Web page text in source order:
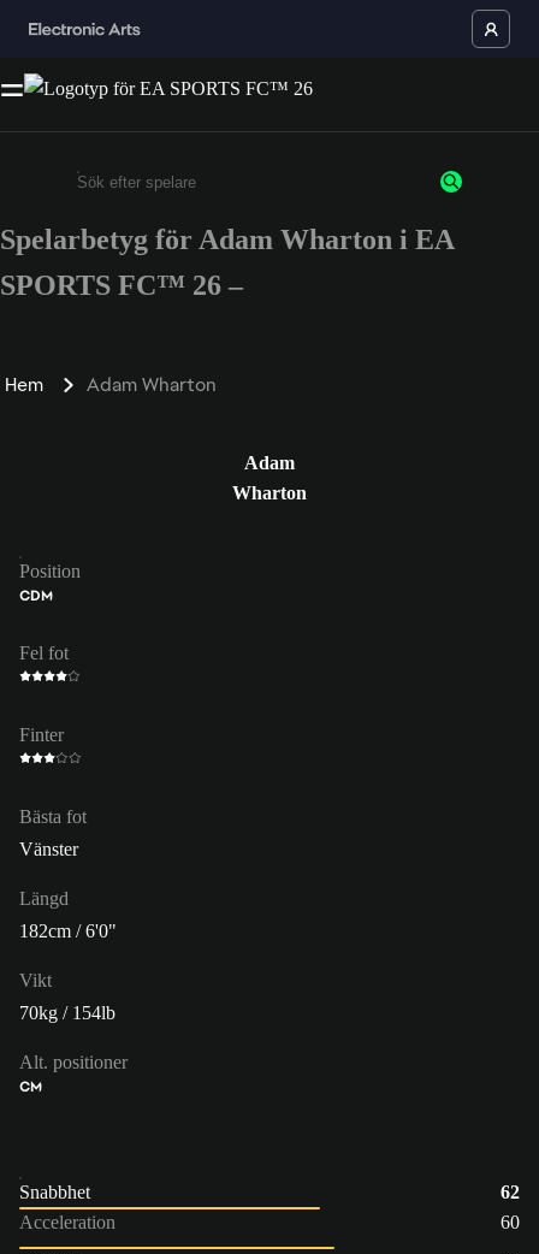
Ange minst 3 tecken eller siffror
Spelarbetyg för Adam Wharton i EA
SPORTS FC™ 26 –
Hem Adam Wharton
Adam
Wharton
Position
CDM
Fel fot
Finter
Bästa fot
Vänster
Längd
182cm / 6'0"
Vikt
70kg / 154lb
Alt. positioner
CM
Snabbhet
62
Acceleration
60